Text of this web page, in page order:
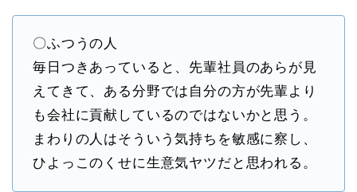
〇ふつうの人
毎日つきあっていると、先輩社員のあらが見
えてきて、ある分野では自分の方が先輩より
も会社に貢献しているのではないかと思う。
まわりの人はそういう気持ちを敏感に察し、
ひよっこのくせに生意気ヤツだと思われる。